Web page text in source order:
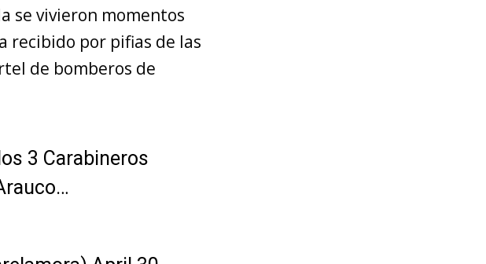
se vivieron momentos
recibido por pifias de las
de bomberos de
3 Carabineros